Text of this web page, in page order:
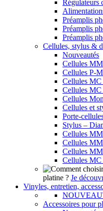
Régulateurs
Préamplis
Préamplis
Préamplis
Cellules, stylus &
Nouveautés
Cellules MM
Cellules P-
Cellules MC
Cellules MC
Cellules
Cellules et
Porte-
Stylus –
Cellules
Cellules
Cellules
Cellules
platine ? Je
Vinyles, entretien,
Accessoires pour